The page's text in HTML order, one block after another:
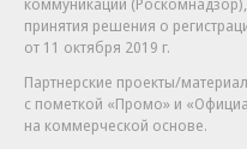
принятия решения о
от 11 октября 2019 г.
Партнерские проекты/
с пометкой «Промо» и
на коммерческой основе.